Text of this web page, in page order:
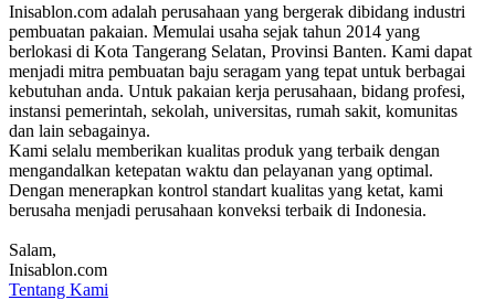
Inisablon.com adalah perusahaan yang bergerak dibidang industri
pembuatan pakaian. Memulai usaha sejak tahun 2014 yang
berlokasi di Kota Tangerang Selatan, Provinsi Banten. Kami dapat
menjadi mitra pembuatan baju seragam yang tepat untuk berbagai
kebutuhan anda. Untuk pakaian kerja perusahaan, bidang profesi,
instansi pemerintah, sekolah, universitas, rumah sakit, komunitas
dan lain sebagainya.
Kami selalu memberikan kualitas produk yang terbaik dengan
mengandalkan ketepatan waktu dan pelayanan yang optimal.
Dengan menerapkan kontrol standart kualitas yang ketat, kami
berusaha menjadi perusahaan konveksi terbaik di Indonesia.
Salam,
Inisablon.com
Tentang Kami